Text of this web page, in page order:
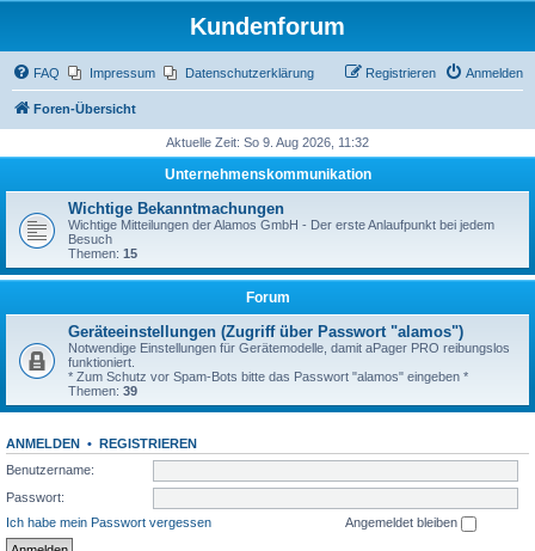
Kundenforum
FAQ Impressum Datenschutzerklärung Anmelden
Registrieren
Foren-Übersicht
Aktuelle Zeit: So 9. Aug 2026, 11:32
Unternehmenskommunikation
Wichtige Bekanntmachungen
Wichtige Mitteilungen der Alamos GmbH - Der erste Anlaufpunkt bei jedem
Besuch
Themen: 15
Forum
Geräteeinstellungen (Zugriff über Passwort "alamos")
Notwendige Einstellungen für Gerätemodelle, damit aPager PRO reibungslos
funktioniert.
* Zum Schutz vor Spam-Bots bitte das Passwort "alamos" eingeben *
Themen: 39
ANMELDEN • REGISTRIEREN
Benutzername:
Passwort:
Ich habe mein Passwort vergessen
Angemeldet bleiben